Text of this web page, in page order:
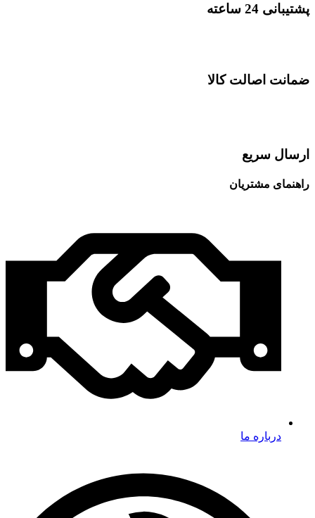
پشتیبانی 24 ساعته
ضمانت اصالت کالا
ارسال سریع
راهنمای مشتریان
درباره ما